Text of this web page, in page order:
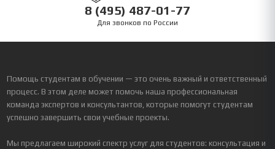
8 (495) 487-01-77
Для звонков по России
Помощь студентам в обучении — это очень важный и ответственный
процесс. В этом деле может помочь наша профессиональная
команда экспертов и консультантов, которые помогут студентам
успешно завершить свои учебные проекты.
Мы предлагаем широкий спектр услуг для студентов: консультация и